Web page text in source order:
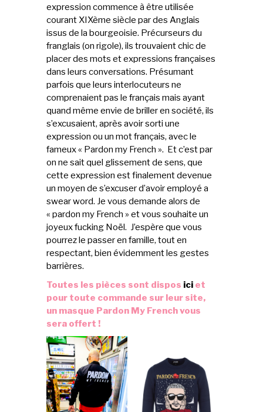
expression commence à être utilisée
courant XIXème siècle par des Anglais
issus de la bourgeoisie. Précurseurs du
franglais (on rigole), ils trouvaient chic de
placer des mots et expressions françaises
dans leurs conversations. Présumant
parfois que leurs interlocuteurs ne
comprenaient pas le français mais ayant
quand même envie de briller en société, ils
s’excusaient, après avoir sorti une
expression ou un mot français, avec le
fameux « Pardon my French ». Et c’est par
on ne sait quel glissement de sens, que
cette expression est finalement devenue
un moyen de s’excuser d’avoir employé a
swear word. Je vous demande alors de
« pardon my French » et vous souhaite un
joyeux fucking Noël. J’espère que vous
pourrez le passer en famille, tout en
respectant, bien évidemment les gestes
barrières.
Toutes les pièces sont dispos ici et
pour toute commande sur leur site,
un masque Pardon My French vous
sera offert !